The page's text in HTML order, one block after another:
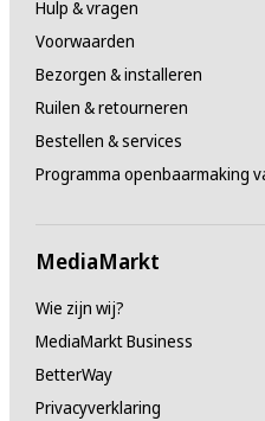
Hulp & vragen
Voorwaarden
Bezorgen & installeren
Ruilen & retourneren
Bestellen & services
Programma openbaarmaking
MediaMarkt
Wie zijn wij?
MediaMarkt Business
BetterWay
Privacyverklaring